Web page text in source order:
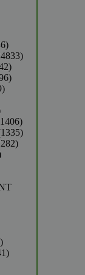
1136
producten
24833
1942
producten
996
39
14061406
producten
13351335
2282
91
producten
441